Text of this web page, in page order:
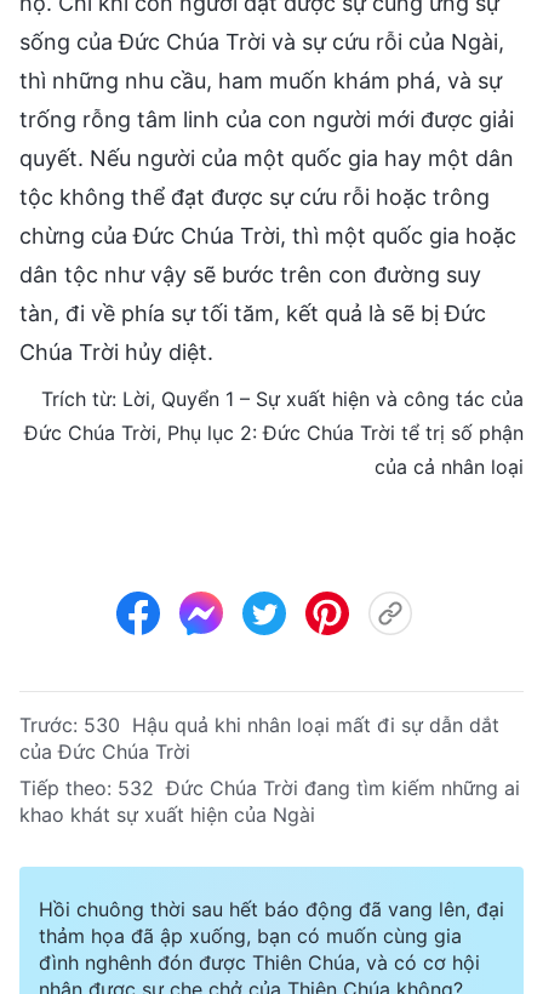
sống của Đức Chúa Trời và sự cứu rỗi của Ngài,
thì những nhu cầu, ham muốn khám phá, và sự
trống rỗng tâm linh của con người mới được giải
quyết. Nếu người của một quốc gia hay một dân
tộc không thể đạt được sự cứu rỗi hoặc trông
chừng của Đức Chúa Trời, thì một quốc gia hoặc
dân tộc như vậy sẽ bước trên con đường suy
tàn, đi về phía sự tối tăm, kết quả là sẽ bị Đức
Chúa Trời hủy diệt.
Trích từ: Lời, Quyển 1 – Sự xuất hiện và công tác của
Đức Chúa Trời, Phụ lục 2: Đức Chúa Trời tể trị số phận
của cả nhân loại
Trước: 530 Hậu quả khi nhân loại mất đi sự dẫn dắt
của Đức Chúa Trời
Tiếp theo: 532 Đức Chúa Trời đang tìm kiếm những ai
khao khát sự xuất hiện của Ngài
Hồi chuông thời sau hết báo động đã vang lên, đại
thảm họa đã ập xuống, bạn có muốn cùng gia
đình nghênh đón được Thiên Chúa, và có cơ hội
nhận được sự che chở của Thiên Chúa không?